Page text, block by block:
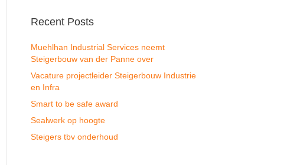
Recent Posts
Muehlhan Industrial Services neemt
Steigerbouw van der Panne over
Vacature projectleider Steigerbouw Industrie
en Infra
Smart to be safe award
Sealwerk op hoogte
Steigers tbv onderhoud